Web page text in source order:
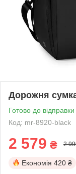
Дорожня
Готово до відправки
Код: mr-8920-black
2 579 ₴ 2
Економія 420 ₴